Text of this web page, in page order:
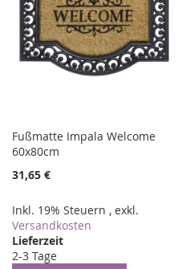
Fußmatte Impala Welcome
60x80cm
31,65 €
Inkl. 19% Steuern , exkl.
Versandkosten
Lieferzeit
2-3 Tage